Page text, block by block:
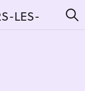
LES-
e